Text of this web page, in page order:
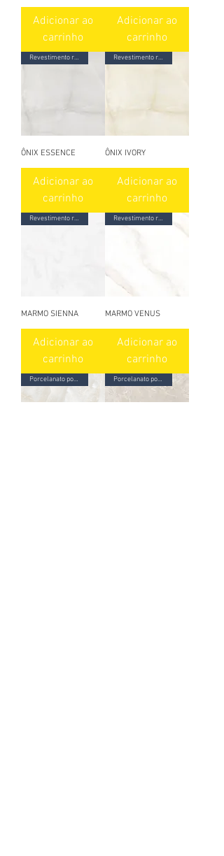
Adicionar ao
carrinho
Adicionar ao
carrinho
Revestimento ret. esmaltado
ÔNIX ESSENCE
Adicionar ao
carrinho
Revestimento ret. esmaltado
ÔNIX IVORY
Adicionar ao
carrinho
Revestimento ret. esmaltado
MARMO SIENNA
Adicionar ao
carrinho
Revestimento ret. esmaltado
MARMO VENUS
Adicionar ao
carrinho
Porcelanato polido Porcelanato polido